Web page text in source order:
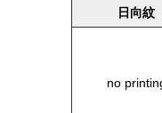
日向紋
no